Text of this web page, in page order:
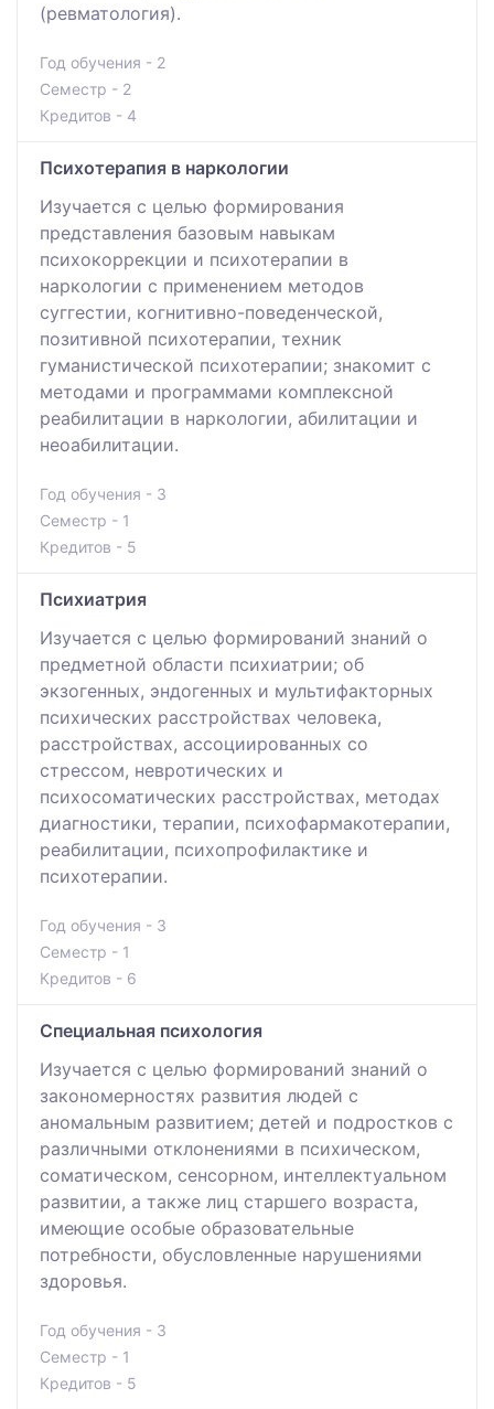
(ревматология).
Год обучения - 2
Семестр - 2
Кредитов - 4
Психотерапия в наркологии
Изучается с целью формирования
представления базовым навыкам
психокоррекции и психотерапии в
наркологии с применением методов
суггестии, когнитивно-поведенческой,
позитивной психотерапии, техник
гуманистической психотерапии; знакомит с
методами и программами комплексной
реабилитации в наркологии, абилитации и
неоабилитации.
Год обучения - 3
Семестр - 1
Кредитов - 5
Психиатрия
Изучается с целью формирований знаний о
предметной области психиатрии; об
экзогенных, эндогенных и мультифакторных
психических расстройствах человека,
расстройствах, ассоциированных со
стрессом, невротических и
психосоматических расстройствах, методах
диагностики, терапии, психофармакотерапии,
реабилитации, психопрофилактике и
психотерапии.
Год обучения - 3
Семестр - 1
Кредитов - 6
Специальная психология
Изучается с целью формирований знаний о
закономерностях развития людей с
аномальным развитием; детей и подростков с
различными отклонениями в психическом,
соматическом, сенсорном, интеллектуальном
развитии, а также лиц старшего возраста,
имеющие особые образовательные
потребности, обусловленные нарушениями
здоровья.
Год обучения - 3
Семестр - 1
Кредитов - 5